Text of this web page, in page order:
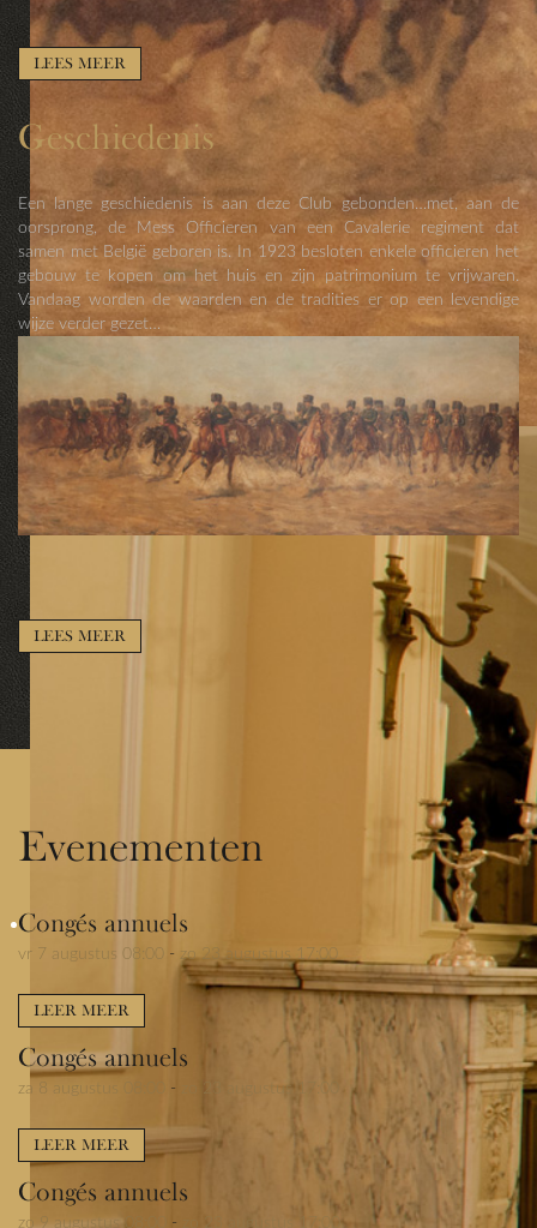
LEES MEER
Geschiedenis
Een lange geschiedenis is aan deze Club gebonden…met, aan de
oorsprong, de Mess Officieren van een Cavalerie regiment dat
samen met België geboren is. In 1923 besloten enkele officieren het
gebouw te kopen om het huis en zijn patrimonium te vrijwaren.
Vandaag worden de waarden en de tradities er op een levendige
wijze verder gezet…
LEES MEER
Evenementen
Congés annuels
vr 7 augustus 08:00 - zo 23 augustus 17:00
LEER MEER
Congés annuels
za 8 augustus 08:00 - zo 23 augustus 17:00
LEER MEER
Congés annuels
zo 9 augustus 08:00 - zo 23 augustus 17:00